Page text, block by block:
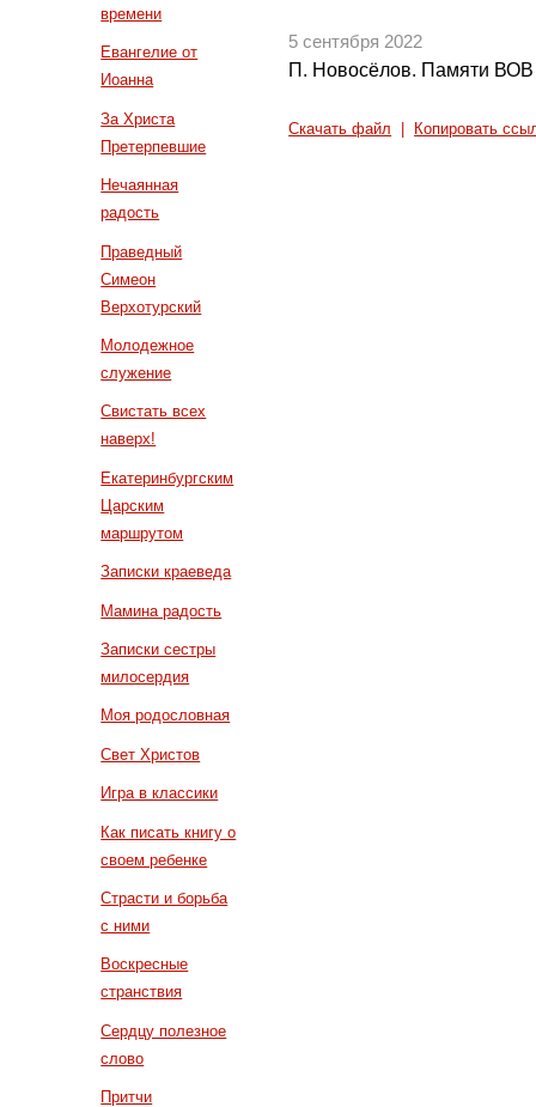
времени
Евангелие от
Иоанна
За Христа
Претерпевшие
Нечаянная
радость
Праведный
Симеон
Верхотурский
Молодежное
служение
Свистать всех
наверх!
Екатеринбургским
Царским
маршрутом
Записки краеведа
Мамина радость
Записки сестры
милосердия
Моя родословная
Свет Христов
Игра в классики
Как писать книгу о
своем ребенке
Страсти и борьба
с ними
Воскресные
странствия
Сердцу полезное
слово
Притчи
5 сентября 2022
П. Новосёлов. Памяти ВОВ
Скачать файл Копировать